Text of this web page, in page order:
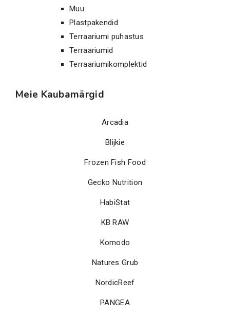
Muu
Plastpakendid
Terraariumi puhastus
Terraariumid
Terraariumikomplektid
Meie Kaubamärgid
Arcadia
Blijkie
Frozen Fish Food
Gecko Nutrition
HabiStat
KB RAW
Komodo
Natures Grub
NordicReef
PANGEA